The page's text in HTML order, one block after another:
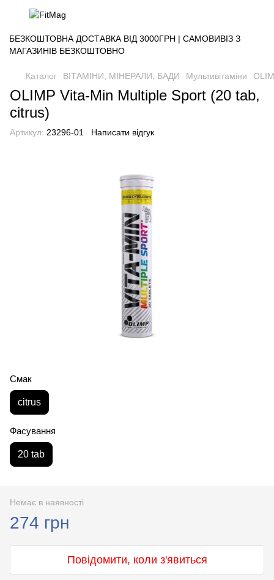
БЕЗКОШТОВНА ДОСТАВКА ВІД 3000ГРН | САМОВИВІЗ З
МАГАЗИНІВ БЕЗКОШТОВНО
Каталог ВІТАМІНИ, МІНЕРАЛИ, БАДИ Мультивітаміни
OLIMP Vita-Min Multiple Sport (20 tab,
citrus)
Артикул: 23296-01 Написати відгук
Смак
citrus
Фасування
20 tab
Немає в наявності
274 грн
Повідомити, коли з'явиться